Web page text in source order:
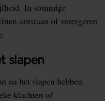
In sommige
ontstaan of verergeren
slapen
na het slapen hebben
klachten of